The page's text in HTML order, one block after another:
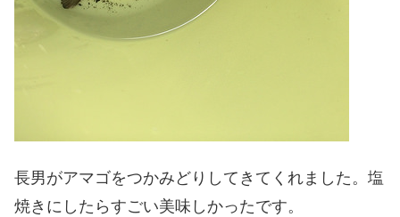
長男がアマゴをつかみどりしてきてくれました。塩
焼きにしたらすごい美味しかったです。